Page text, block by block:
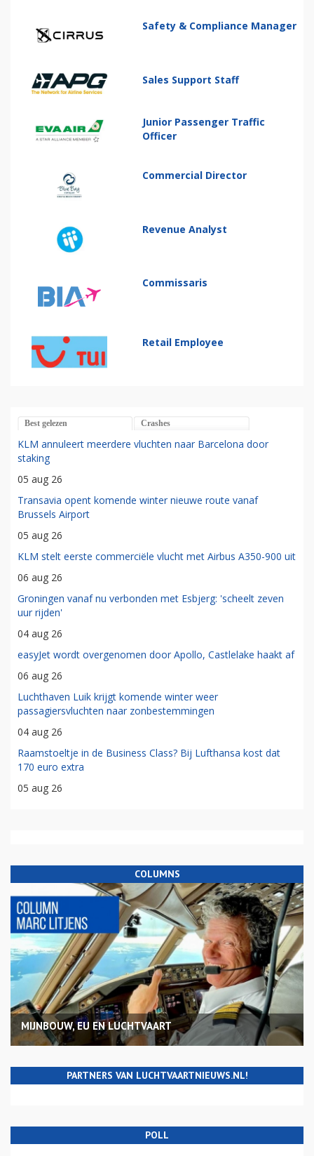
Safety & Compliance Manager
Sales Support Staff
Junior Passenger Traffic
Officer
Commercial Director
Revenue Analyst
Commissaris
Retail Employee
Best gelezen Crashes
KLM annuleert meerdere vluchten naar Barcelona door
staking
05 aug 26
Transavia opent komende winter nieuwe route vanaf
Brussels Airport
05 aug 26
KLM stelt eerste commerciële vlucht met Airbus A350-900 uit
06 aug 26
Groningen vanaf nu verbonden met Esbjerg: 'scheelt zeven
uur rijden'
04 aug 26
easyJet wordt overgenomen door Apollo, Castlelake haakt af
06 aug 26
Luchthaven Luik krijgt komende winter weer
passagiersvluchten naar zonbestemmingen
04 aug 26
Raamstoeltje in de Business Class? Bij Lufthansa kost dat
170 euro extra
05 aug 26
COLUMNS
MIJNBOUW, EU EN LUCHTVAART
PARTNERS VAN LUCHTVAARTNIEUWS.NL!
POLL